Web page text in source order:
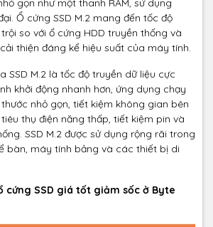
gọn như một thanh RAM, sử dụng
Ổ cứng SSD M.2 mang đến tốc độ
so với ổ cứng HDD truyền thống và
cải thiện đáng kể hiệu suất của máy tính.
SSD M.2 là tốc độ truyền dữ liệu cực
khởi động nhanh hơn, ứng dụng chạy
nhỏ gọn, tiết kiệm không gian bên
thụ điện năng thấp, tiết kiệm pin và
SSD M.2 được sử dụng rộng rãi trong
bàn, máy tính bảng và các thiết bị di
ổ cứng SSD giá tốt giảm sốc ở Byte